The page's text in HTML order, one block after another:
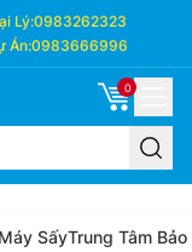
Lý:0983262323
Án:0983666996
0
SấyTrung Tâm Bảo